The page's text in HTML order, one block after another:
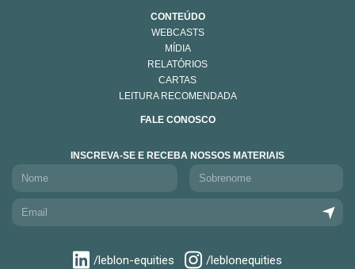
CONTEÚDO
WEBCASTS
MÍDIA
RELATÓRIOS
CARTAS
LEITURA RECOMENDADA
FALE CONOSCO
INSCREVA-SE E RECEBA NOSSOS MATERIAIS
/leblon-equities /leblonequities